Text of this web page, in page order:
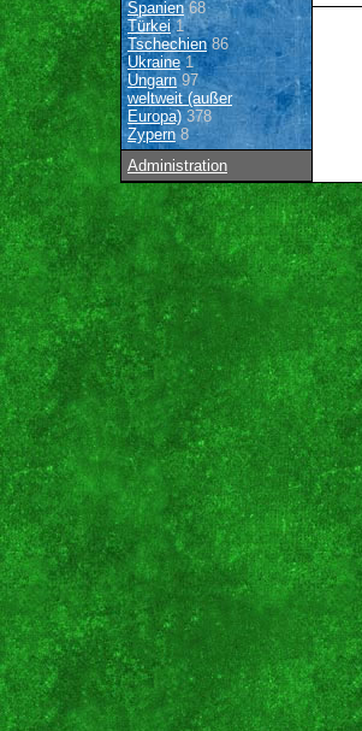
Spanien68
Türkei1
Tschechien86
Ukraine1
Ungarn 97
weltweit (außer
Europa) 378
Zypern 8
Administration